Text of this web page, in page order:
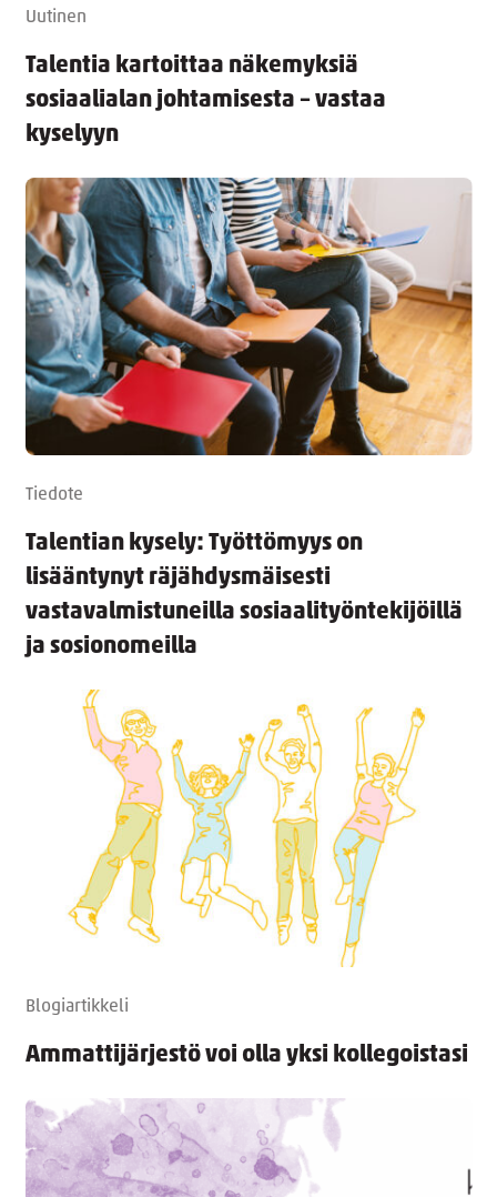
Uutinen
Talentia kartoittaa näkemyksiä
sosiaalialan johtamisesta – vastaa
kyselyyn
Tiedote
Talentian kysely: Työttömyys on
lisääntynyt räjähdysmäisesti
vastavalmistuneilla sosiaalityöntekijöillä
ja sosionomeilla
Blogiartikkeli
Ammattijärjestö voi olla yksi kollegoistasi